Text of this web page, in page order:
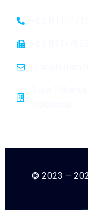
© 2023 –